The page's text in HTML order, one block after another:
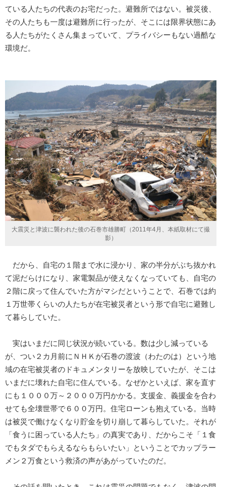
ている人たちの代表のお宅だった。避難所ではない。被災後、
その人たちも一度は避難所に行ったが、そこには限界状態にあ
る人たちがたくさん集まっていて、プライバシーもない過酷な
環境だ。
大震災と津波に襲われた後の石巻市雄勝町（2011年4月、本紙取材にて撮
影）
だから、自宅の１階まで水に浸かり、家の半分がぶち抜かれ
て泥だらけになり、家電製品が使えなくなっていても、自宅の
２階に戻って住んでいた方がマシだということで、石巻では約
１万世帯くらいの人たちが在宅被災者という形で自宅に避難し
て暮らしていた。
実はいまだに同じ状況が続いている。数は少し減っている
が、つい２カ月前にＮＨＫが石巻の渡波（わたのは）という地
域の在宅被災者のドキュメンタリーを放映していたが、そこは
いまだに壊れた自宅に住んでいる。なぜかといえば、家を直す
にも１０００万～２０００万円かかる。支援金、義援金を合わ
せても全壊世帯で６００万円。住宅ローンも抱えている。当時
は被災で働けなくなり貯金を切り崩して暮らしていた。それが
「食うに困っている人たち」の真実であり、だからこそ「１食
でもタダでもらえるならもらいたい」ということでカップラー
メン２万食という救済の声があがっていたのだ。